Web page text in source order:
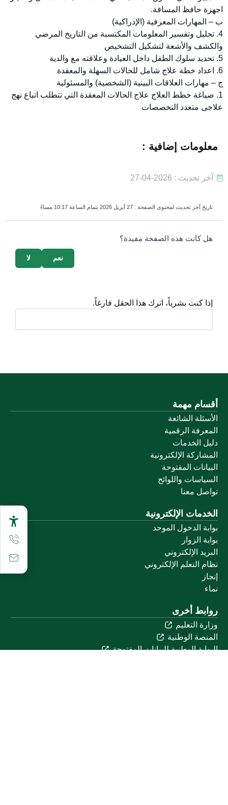
اجهزة حافظ المسافة.
ب – المهارات المعرفية (الإدراكية)
4. تحليل وتفسير المعلومات المكتسبة من التاريخ المرضي
والكشف والأشعة لتشكيل التشخيص
5. تحديد سلوك الطفل داخل العيادة وعلاقته مع والدية
6. اعداد خطة علاج شامل للحالات السهلة والمعقدة
ج – مهارات العلاقات البينية (الشخصية) والمسئولية
1. صياغة خطط العلاج علاج الحالات المعقدة التي تتطلب اتباع نهج
علاجى متعدد التخصصات
معلومات إضافية :
آخر تحديث : 2026-04-27
تاريخ آخر تحديث لمحتوى الصفحة : 27 أبريل 2026 بتمام الساعة 10:17 مساءً
survey_v2
هل كانت هذه الصفحة مفيدة؟
لا نعم
إذا كنت بشرياً، اترك هذا الحقل فارغاً.
أقسام مهمة
الأسئلة الشائعة
المعرفة الرقمية
دليل الخدمات
المشاركة الإلكترونية
البيانات المفتوحة
السياسات واللوائح
تواصل معنا
الخدمات الإلكترونية
بوابة الدخول الموحد
بوابة الزوار
البريد الإلكتروني
نظام التعلم الإلكتروني
إنجاز
نماء
روابط أخرى
وزارة التعليم
المنصة الوطنية
البوابة الوطنية للبيانات المفتوحة